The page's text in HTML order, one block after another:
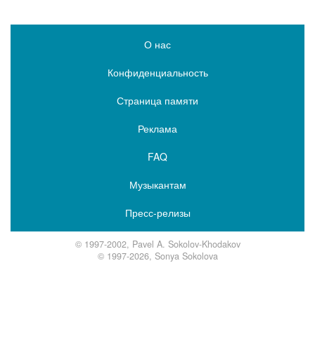
О нас
Конфиденциальность
Страница памяти
Реклама
FAQ
Музыкантам
Пресс-релизы
© 1997-2002, Pavel A. Sokolov-Khodakov
© 1997-2026, Sonya Sokolova